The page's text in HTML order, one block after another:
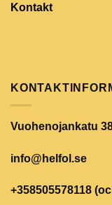
Kontakt
Vuohenojankatu
info@helfol.se
+358505578118